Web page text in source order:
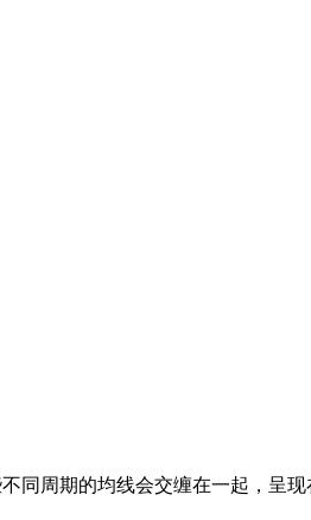
同周期的均线会交缠在一起，呈